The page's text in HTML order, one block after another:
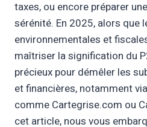
taxes, ou encore préparer
sérénité. En 2025, alors que
environnementales et
maîtriser la signification du
précieux pour démêler les
et financières, notamment
comme Cartegrise.com ou
cet article, nous vous